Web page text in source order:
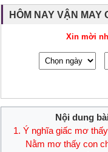
HÔM NAY VẬN MAY
Xin mời
Nội dung
1. Ý nghĩa giấc mơ
Nằm mơ thấy con